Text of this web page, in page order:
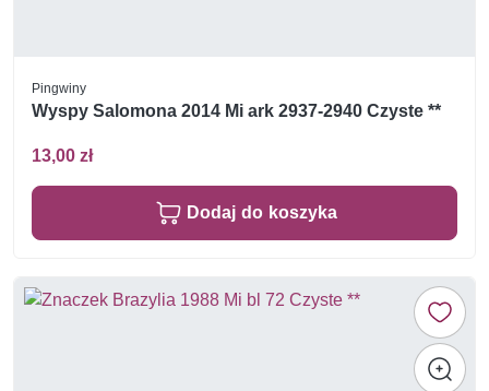
Pingwiny
Wyspy Salomona 2014 Mi ark 2937-2940 Czyste **
13,00 zł
Dodaj do koszyka